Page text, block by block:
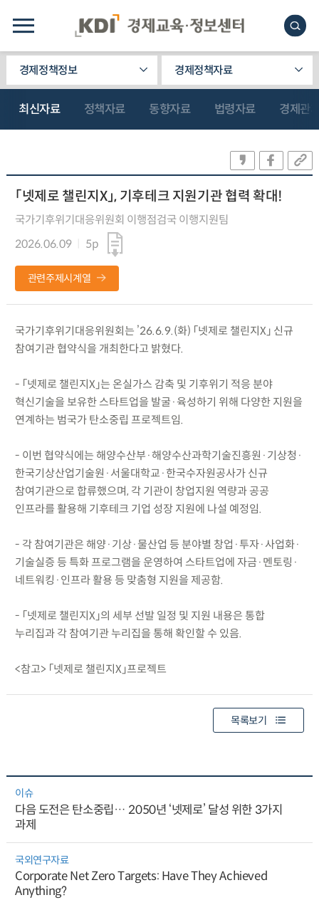
경제정책정보 경제정책자료
최신자료 정책자료 동향자료 법령자료 경제관
「넷제로 챌린지X」, 기후테크 지원기관 협력 확대!
국가기후위기대응위원회 이행점검국 이행지원팀
2026.06.09
5p
관련주제시계열
국가기후위기대응위원회는 ’26.6.9.(화) 「넷제로 챌린지X」 신규
참여기관 협약식을 개최한다고 밝혔다.
- 「넷제로 챌린지X」는 온실가스 감축 및 기후위기 적응 분야
혁신기술을 보유한 스타트업을 발굴·육성하기 위해 다양한 지원을
연계하는 범국가 탄소중립 프로젝트임.
- 이번 협약식에는 해양수산부·해양수산과학기술진흥원·기상청·
한국기상산업기술원·서울대학교·한국수자원공사가 신규
참여기관으로 합류했으며, 각 기관이 창업지원 역량과 공공
인프라를 활용해 기후테크 기업 성장 지원에 나설 예정임.
- 각 참여기관은 해양·기상·물산업 등 분야별 창업·투자·사업화·
기술실증 등 특화 프로그램을 운영하여 스타트업에 자금·멘토링·
네트워킹·인프라 활용 등 맞춤형 지원을 제공함.
- 「넷제로 챌린지X」의 세부 선발 일정 및 지원 내용은 통합
누리집과 각 참여기관 누리집을 통해 확인할 수 있음.
<참고> 「넷제로 챌린지X」프로젝트
목록보기
이슈
다음 도전은 탄소중립… 2050년 ‘넷제로’ 달성 위한 3가지
과제
국외연구자료
Corporate Net Zero Targets: Have They Achieved
Anything?